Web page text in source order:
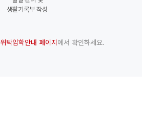
생활기록부 작성
위탁입학안내 페이지에서 확인하세요.